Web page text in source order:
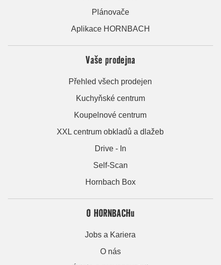
Plánovače
Aplikace HORNBACH
Vaše prodejna
Přehled všech prodejen
Kuchyňské centrum
Koupelnové centrum
XXL centrum obkladů a dlažeb
Drive - In
Self-Scan
Hornbach Box
O HORNBACHu
Jobs a Kariera
O nás